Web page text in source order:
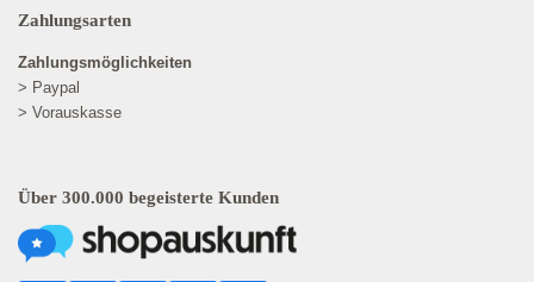
Zahlungsarten
Zahlungsmöglichkeiten
> Paypal
> Vorauskasse
Über 300.000 begeisterte Kunden